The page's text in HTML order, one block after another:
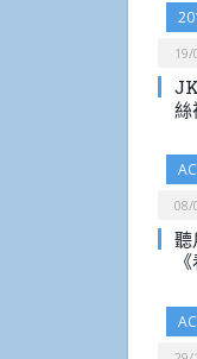
19/
絲
08/
聽